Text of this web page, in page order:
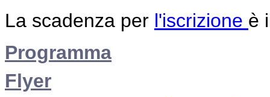
La scadenza per l'iscrizione è
Programma
Flyer